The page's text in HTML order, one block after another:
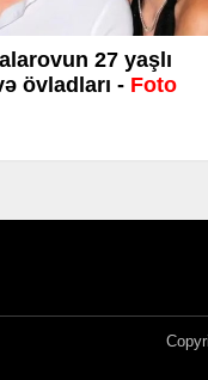
27 yaşlı
övladları - Foto